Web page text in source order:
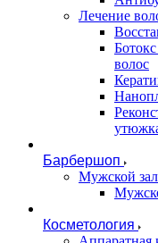
Лечение
волос
Барбершоп
Мужской зал
Косметология